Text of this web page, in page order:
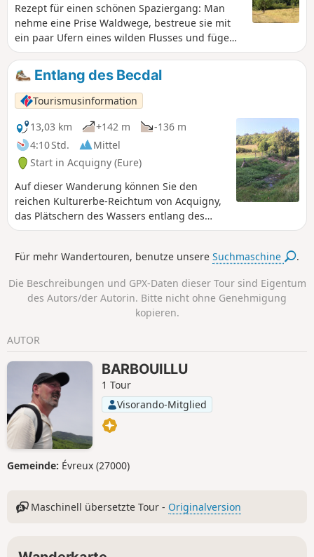
Rezept für einen schönen Spaziergang: Man
nehme eine Prise Waldwege, bestreue sie mit
ein paar Ufern eines wilden Flusses und füge
zwei Fingerbreit Kultur und Kulturerbe hinzu.
Das Ergebnis ist der Rundweg „La Maladrerie“,
eine ideale Route für die ganze Familie. Er ist
recht kurz und leicht zu bewältigen und
schlängelt sich durch die Hügel und Wälder von
Gravigny, bevor er entlang des Iton zurück in
die Stadt zur Maladrerie Saint-Nicolas führt. Die
Leprakolonie ist eine der wenigen noch
erhaltenen in der Normandie. Sie kann zwar
nicht besichtigt werden, steht aber unter
Denkmalschutz. Im12. Jahrhundert erledigten
die Leprakranken selbst die Feldarbeit und die
Pflege der Kranken.
Entlang des Becdal
Tourismusinformation
13,03 km
+142 m
-136 m
4:10 Std.
Mittel
Start in Acquigny (Eure)
Auf dieser Wanderung können Sie den
reichen Kulturerbe-Reichtum von Acquigny,
das Plätschern des Wassers entlang des
Becdal und den malerischen Charme des
den Wegkreuzungen werden Sie sicherlich
Für mehr Wandertouren, benutze unsereSuchmaschine .
Die Beschreibungen und GPX-Daten dieser Tour sind Eigentum
des Autors/der Autorin. Bitte nicht ohne Genehmigung
kopieren.
AUTOR
BARBOUILLU
1 Tour
Visorando-Mitglied
Gemeinde: Évreux (27000)
Maschinell übersetzte Tour - Originalversion